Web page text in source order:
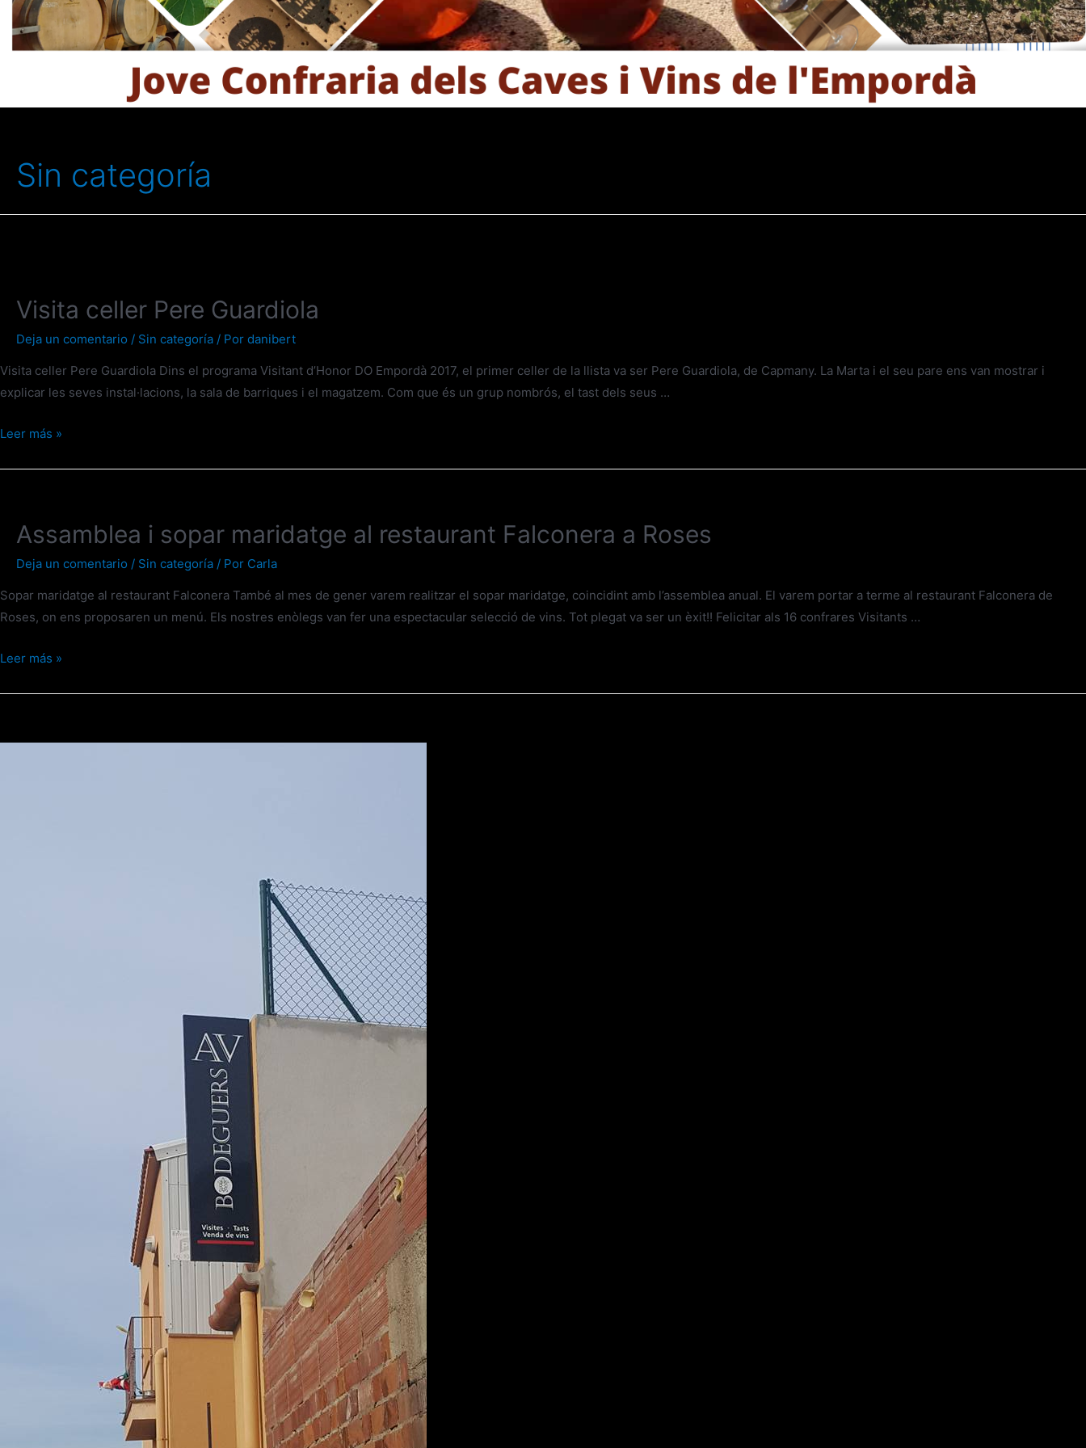
Sin categoría
Visita celler Pere Guardiola
Deja un comentario / Sin categoría / Por danibert
Visita celler Pere Guardiola Dins el programa Visitant d’Honor DO Empordà 2017, el primer celler de la llista va ser Pere Guardiola, de Capmany. La Marta i el seu pare ens van mostrar i
explicar les seves instal·lacions, la sala de barriques i el magatzem. Com que és un grup nombrós, el tast dels seus …
Leer más »
Assamblea i sopar maridatge al restaurant Falconera a Roses
Deja un comentario / Sin categoría / Por Carla
Sopar maridatge al restaurant Falconera També al mes de gener varem realitzar el sopar maridatge, coincidint amb l’assemblea anual. El varem portar a terme al restaurant Falconera de
Roses, on ens proposaren un menú. Els nostres enòlegs van fer una espectacular selecció de vins. Tot plegat va ser un èxit!! Felicitar als 16 confrares Visitants …
Leer más »